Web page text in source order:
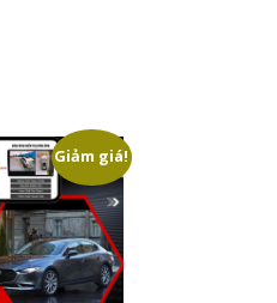
Giảm giá!